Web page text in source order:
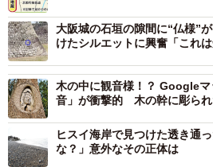
大阪城の石垣の隙間に“仏様”
けたシルエットに興奮「これ
木の中に観音様！？ Google
音」が衝撃的 木の幹に彫ら
ヒスイ海岸で見つけた透き通
な？」意外なその正体は